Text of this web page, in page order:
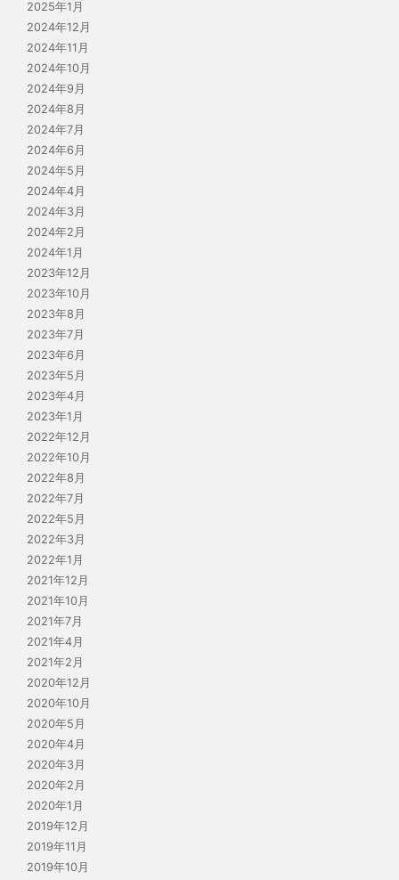
2025年1月
2024年12月
2024年11月
2024年10月
2024年9月
2024年8月
2024年7月
2024年6月
2024年5月
2024年4月
2024年3月
2024年2月
2024年1月
2023年12月
2023年10月
2023年8月
2023年7月
2023年6月
2023年5月
2023年4月
2023年1月
2022年12月
2022年10月
2022年8月
2022年7月
2022年5月
2022年3月
2022年1月
2021年12月
2021年10月
2021年7月
2021年4月
2021年2月
2020年12月
2020年10月
2020年5月
2020年4月
2020年3月
2020年2月
2020年1月
2019年12月
2019年11月
2019年10月